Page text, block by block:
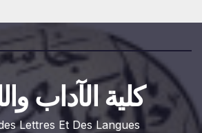
كلية الآداب
des Lettres Et Des Langues